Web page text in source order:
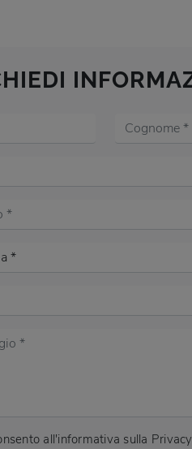
all'informativa sulla